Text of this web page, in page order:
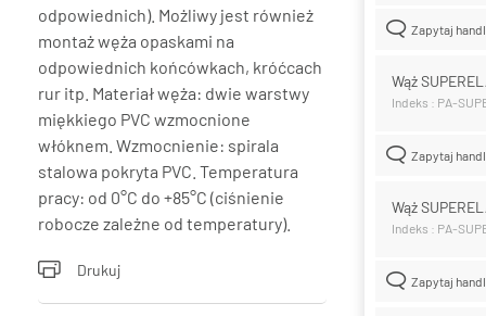
odpowiednich). Możliwy jest również
montaż węża opaskami na
odpowiednich końcówkach, króćcach
rur itp. Materiał węża: dwie warstwy
miękkiego PVC wzmocnione
włóknem. Wzmocnienie: spirala
stalowa pokryta PVC. Temperatura
pracy: od 0°C do +85°C (ciśnienie
robocze zależne od temperatury).
Drukuj
Zapytaj
Wąż
Indeks : PA-
Zapytaj
Wąż
Indeks : PA-
Zapytaj